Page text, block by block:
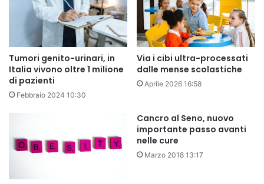
Tumori genito-urinari, in
Italia vivono oltre 1 milione
di pazienti
Febbraio 2024 10:30
Via i cibi ultra-processati
dalle mense scolastiche
Aprile 2026 16:58
Cancro al Seno, nuovo
importante passo avanti
nelle cure
Marzo 2018 13:17